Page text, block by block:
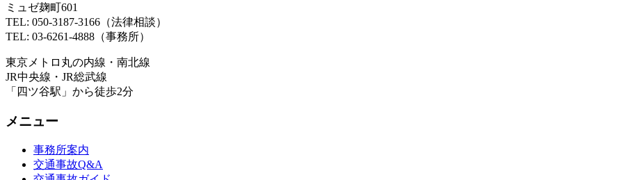
ミュゼ麹町601
TEL: 050-3187-3166（法律相談）
TEL: 03-6261-4888（事務所）
東京メトロ丸の内線・南北線
JR中央線・JR総武線
「四ツ谷駅」から徒歩2分
メニュー
事務所案内
交通事故Q&A